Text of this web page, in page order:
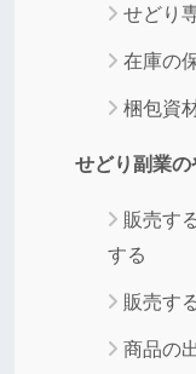
せどり
在庫の
梱包資
せどり副業
販売す
する
販売す
商品の